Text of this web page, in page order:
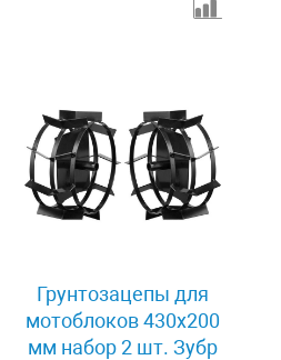
Грунтозацепы для
мотоблоков 430х200
мм набор 2 шт. Зубр